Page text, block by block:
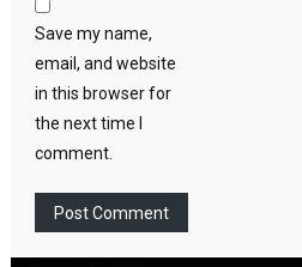
Save my name,
email, and website
in this browser for
the next time I
comment.